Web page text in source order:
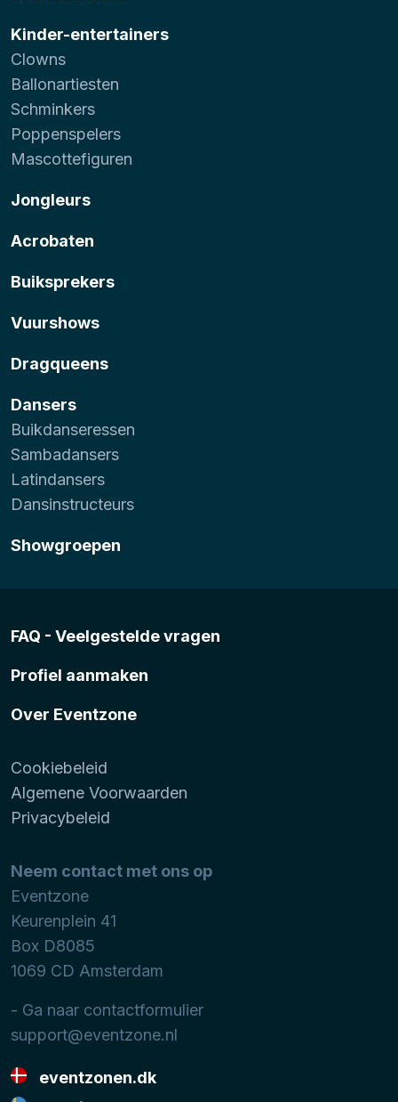
Kinder-entertainers
Clowns
Ballonartiesten
Schminkers
Poppenspelers
Mascottefiguren
Jongleurs
Acrobaten
Buiksprekers
Vuurshows
Dragqueens
Dansers
Buikdanseressen
Sambadansers
Latindansers
Dansinstructeurs
Showgroepen
FAQ - Veelgestelde vragen
Profiel aanmaken
Over Eventzone
Cookiebeleid
Algemene Voorwaarden
Privacybeleid
Neem contact met ons op
Eventzone
Keurenplein 41
Box D8085
1069 CD Amsterdam
- Ga naar contactformulier
support@eventzone.nl
eventzonen.dk